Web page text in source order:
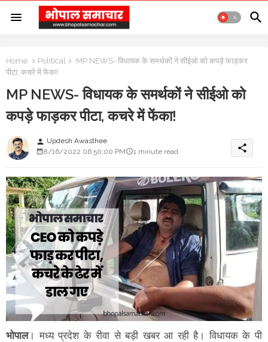
Home Political
MP NEWS- विधायक के समर्थकों ने सीईओ को कपड़े फाड़कर
पीटा, कचरे में फेंका!
MP NEWS- विधायक के समर्थकों ने सीईओ को
कपड़े फाड़कर पीटा, कचरे में फेंका!
person Updesh Awasthee
8/16/2022 06:50:00 PM
1 minute read share
भोपाल। मध्य प्रदेश के रीवा से बड़ी खबर आ रही है। विधायक के पी